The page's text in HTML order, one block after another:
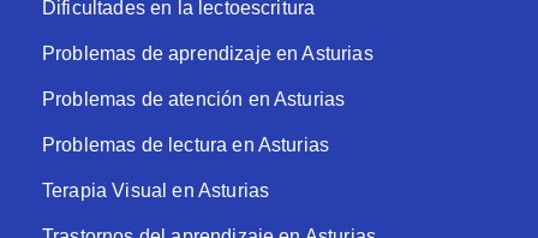
Dificultades en la lectoescritura
Problemas de aprendizaje en Asturias
Problemas de atención en Asturias
Problemas de lectura en Asturias
Terapia Visual en Asturias